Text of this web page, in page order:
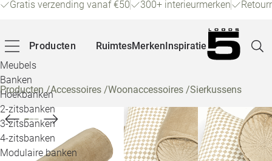
Gratis verzending vanaf €50 300+ interieurmerken
Producten
Meubels
Banken
Hoekbanken
2-zitsbanken
3-zitsbanken
4-zitsbanken
Modulaire banken
RuimtesMerkenInspiratie
Producten/Accessoires /Woonaccessoires /Sierkussens